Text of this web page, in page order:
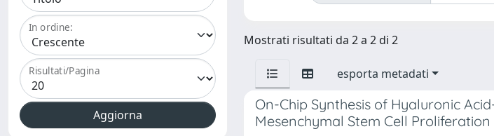
In ordine:
Risultati/Pagina
Mostrati risultati da 2 a 2 di 2
esporta metadati
On-Chip Synthesis of Hyaluronic
Mesenchymal Stem Cell Proliferation